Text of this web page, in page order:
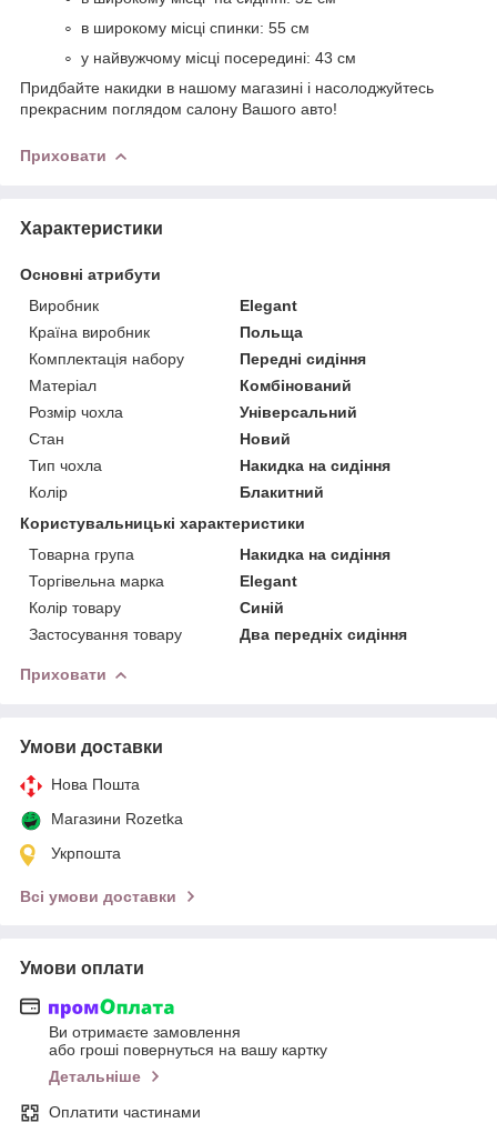
в широкому місці спинки: 55 см
у найвужчому місці посередині: 43 см
Придбайте накидки в нашому магазині і насолоджуйтесь
прекрасним поглядом салону Вашого авто!
Приховати
Характеристики
Основні атрибути
Виробник
Elegant
Країна виробник
Польща
Комплектація набору
Передні сидіння
Матеріал
Комбінований
Розмір чохла
Універсальний
Стан
Новий
Тип чохла
Накидка на сидіння
Колір
Блакитний
Користувальницькі характеристики
Товарна група
Накидка на сидіння
Торгівельна марка
Elegant
Колір товару
Синій
Застосування товару
Два передніх сидіння
Приховати
Умови доставки
Нова Пошта
Магазини Rozetka
Укрпошта
Всі умови доставки
Умови оплати
Ви отримаєте замовлення
або гроші повернуться на вашу картку
Детальніше
Оплатити частинами